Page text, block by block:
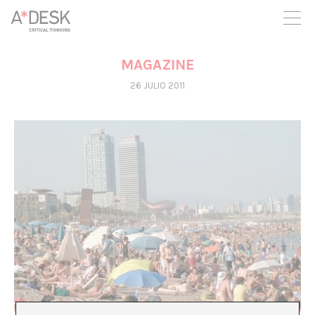
crees también en A*DESK seguimos necesitándote para poder
seguir adelante. Ahora puedes participar del proyecto y
apoyarlo.
MAGAZINE
26 JULIO 2011